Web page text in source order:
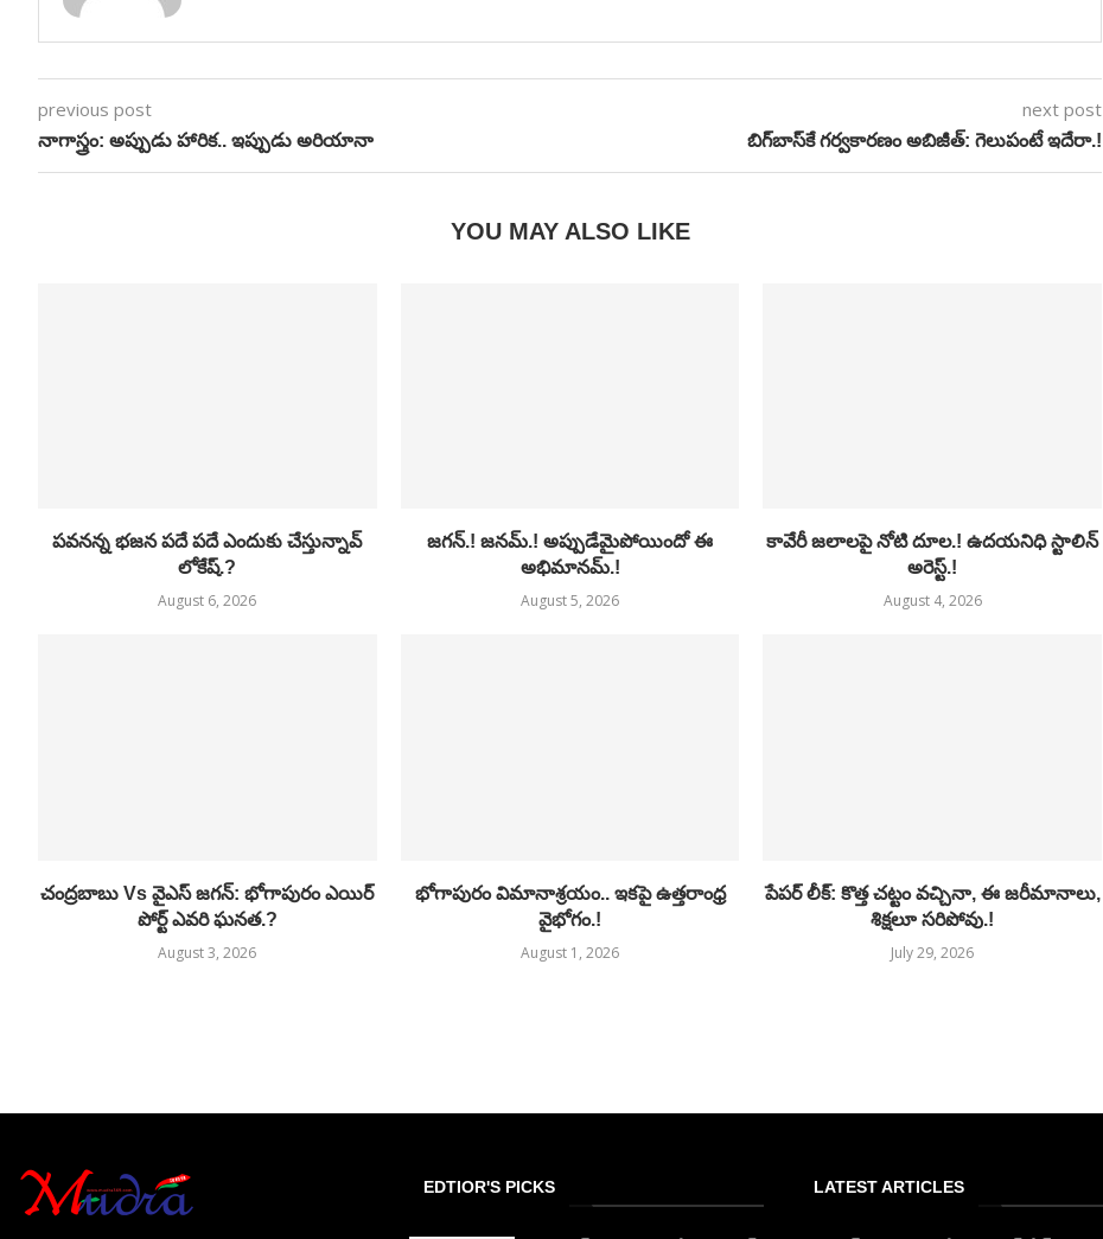
previous post
నాగాస్త్రం: అప్పుడు హారిక.. ఇప్పుడు అరియానా
next post
బిగ్‌బాస్‌కే గర్వకారణం అబిజీత్‌: గెలుపంటే ఇదేరా.!
YOU MAY ALSO LIKE
పవనన్న భజన పదే పదే ఎందుకు చేస్తున్నావ్
లోకేష్.?
August 6, 2026
జగన్.! జనమ్.! అప్పుడేమైపోయిందో ఈ
అభిమానమ్.!
August 5, 2026
కావేరీ జలాలపై నోటి దూల.! ఉదయనిధి స్టాలిన్
అరెస్ట్.!
August 4, 2026
చంద్రబాబు Vs వైఎస్ జగన్: భోగాపురం ఎయిర్
పోర్ట్ ఎవరి ఘనత.?
August 3, 2026
భోగాపురం విమానాశ్రయం.. ఇకపై ఉత్తరాంధ్ర
వైభోగం.!
August 1, 2026
పేపర్ లీక్: కొత్త చట్టం వచ్చినా, ఈ జరీమానాలు,
శిక్షలూ సరిపోవు.!
July 29, 2026
EDTIOR'S PICKS LATEST ARTICLES